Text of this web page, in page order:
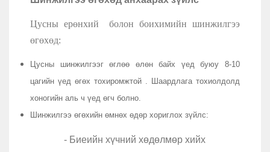
Цусны ерөнхий болон боихимийн шинжилгээ
өгөхөд:
Цусны шинжилгээг өглөө өлөн байх үед буюу 8-10
цагийн үед өгөх тохиромжтой . Шаардлага тохиолдолд
хоногийн аль ч үед өгч болно.
Шинжилгээ өгөхийн өмнөх өдөр хориглох зүйлс:
- Биеийн хүчний хөдөлмөр хийх